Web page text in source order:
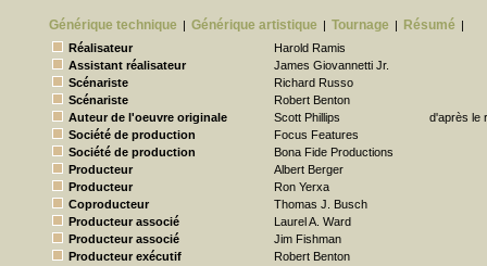
Générique technique | Générique artistique | Tournage | Résumé |
Réalisateur
Harold Ramis
Assistant réalisateur
James Giovannetti Jr.
Scénariste
Richard Russo
Scénariste
Robert Benton
Auteur de l'oeuvre originale
Scott Phillips
d'après le
Société de production
Focus Features
Société de production
Bona Fide Productions
Producteur
Albert Berger
Producteur
Ron Yerxa
Coproducteur
Thomas J. Busch
Producteur associé
Laurel A. Ward
Producteur associé
Jim Fishman
Producteur exécutif
Robert Benton